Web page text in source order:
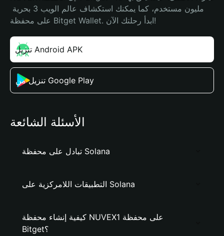
على محفظة Bitget Wallet. ابدأ رحلتك الآن!
تنزيل Android APK
تنزيل من Google Play
الأسئلة الشائعة
تبادل على محفظة Solana
التطبيقات اللامركزية على Solana
كيفية إنشاء محفظة NUVEX1 على محفظة
Bitget؟